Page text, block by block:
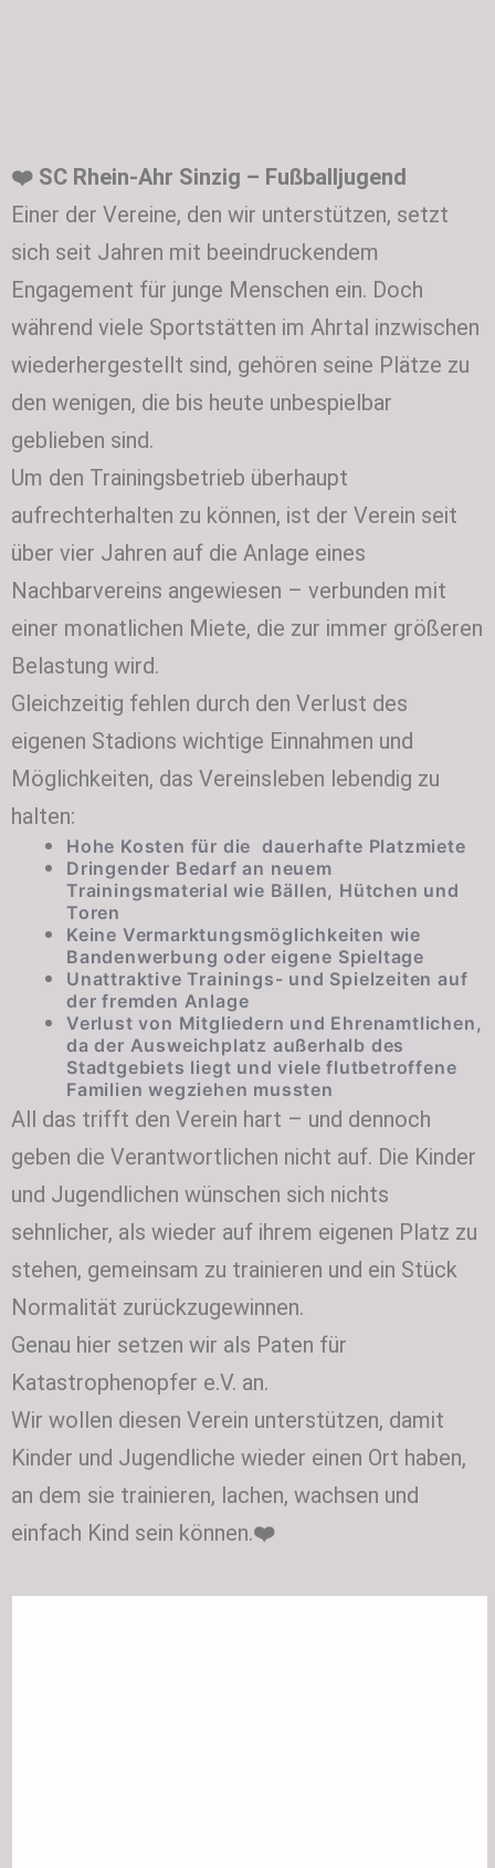
❤️ SC Rhein-Ahr Sinzig – Fußballjugend
Einer der Vereine, den wir unterstützen, setzt
sich seit Jahren mit beeindruckendem
Engagement für junge Menschen ein. Doch
während viele Sportstätten im Ahrtal inzwischen
wiederhergestellt sind, gehören seine Plätze zu
den wenigen, die bis heute unbespielbar
geblieben sind.
Um den Trainingsbetrieb überhaupt
aufrechterhalten zu können, ist der Verein seit
über vier Jahren auf die Anlage eines
Nachbarvereins angewiesen – verbunden mit
einer monatlichen Miete, die zur immer größeren
Belastung wird.
Gleichzeitig fehlen durch den Verlust des
eigenen Stadions wichtige Einnahmen und
Möglichkeiten, das Vereinsleben lebendig zu
halten:
Hohe Kosten für die dauerhafte Platzmiete
Dringender Bedarf an neuem
Trainingsmaterial wie Bällen, Hütchen und
Toren
Keine Vermarktungsmöglichkeiten wie
Bandenwerbung oder eigene Spieltage
Unattraktive Trainings- und Spielzeiten auf
der fremden Anlage
Verlust von Mitgliedern und Ehrenamtlichen,
da der Ausweichplatz außerhalb des
Stadtgebiets liegt und viele flutbetroffene
Familien wegziehen mussten
All das trifft den Verein hart – und dennoch
geben die Verantwortlichen nicht auf. Die Kinder
und Jugendlichen wünschen sich nichts
sehnlicher, als wieder auf ihrem eigenen Platz zu
stehen, gemeinsam zu trainieren und ein Stück
Normalität zurückzugewinnen.
Genau hier setzen wir als Paten für
Katastrophenopfer e.V. an.
Wir wollen diesen Verein unterstützen, damit
Kinder und Jugendliche wieder einen Ort haben,
an dem sie trainieren, lachen, wachsen und
einfach Kind sein können.❤️